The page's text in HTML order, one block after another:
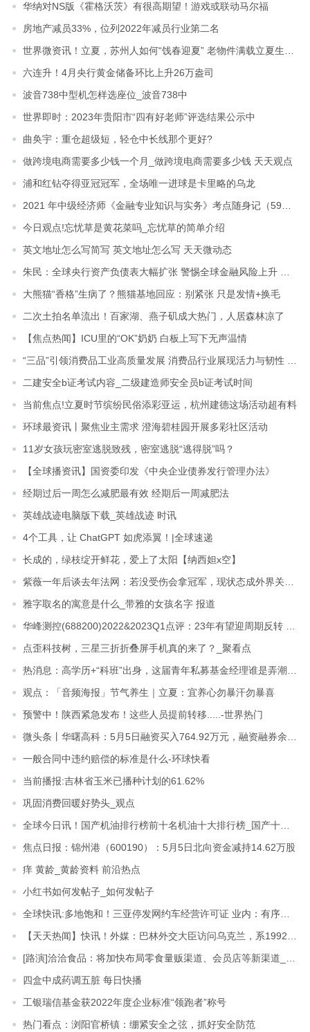
华纳对NS版《霍格沃茨》有很高期望！游戏或联动马尔福
房地产减员33%，位列2022年减员行业第二名
六连升！4月央行黄金储备环比上升26万盎司
波音738中型机怎样选座位_波音738中
世界即时：2023年贵阳市“四有好老师”评选结果公示中
曲奂宇：重仓超级短，轻仓中长线那个更好?
做跨境电商需要多少钱一个月_做跨境电商需要多少钱 天天观点
浦和红钻夺得亚冠冠军，全场唯一进球是卡里略的乌龙
今日观点!忘忧草是黄花菜吗_忘忧草的简单介绍
英文地址怎么写简写 英文地址怎么写 天天微动态
大熊猫“香格”生病了？熊猫基地回应：别紧张 只是发情+换毛
二次土拍名单流出！百家湖、燕子矶成大热门，人居森林凉了
【焦点热闻】ICU里的“OK”奶奶 白板上写下无声温情
二建安全b证考试内容_二级建造师安全员b证考试时间
当前焦点!立夏时节缤纷民俗添彩亚运，杭州建德这场活动超有料
环球最资讯丨聚焦业主需求 澄海碧桂园开展多彩社区活动
11岁女孩玩密室逃脱致残，密室逃脱“逃得脱”吗？
【全球播资讯】国资委印发《中央企业债券发行管理办法》
经期过后一周怎么减肥最有效 经期后一周减肥法
英雄战迹电脑版下载_英雄战迹 时讯
4个工具，让 ChatGPT 如虎添翼！|全球速递
长成的，绿枝绽开鲜花，爱上了太阳【纳西妲x空】
雅字取名的寓意是什么_带雅的女孩名字 报道
点歪科技树，三星三折折叠屏手机真的来了？_聚看点
观点：「音频海报」节气养生｜立夏：宜养心勿暴汗勿暴喜
预警中！陕西紧急发布！这些人员提前转移.....-世界热门
一般合同中违约赔偿的标准是什么-环球快看
当前播报:吉林省玉米已播种计划的61.62%
巩固消费回暖好势头_观点
焦点日报：锦州港（600190）：5月5日北向资金减持14.62万股
痒 黄龄_黄龄资料 前沿热点
小红书如何发帖子_如何发帖子
四盒中成药调五脏 每日快播
工银瑞信基金获2022年度企业标准“领跑者”称号
热门看点：浏阳官桥镇：绷紧安全之弦，抓好安全防范